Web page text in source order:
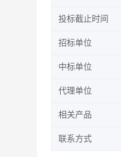
投标截止时间
招标单位
中标单位
代理单位
相关产品
联系方式